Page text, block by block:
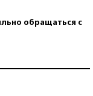
обращаться с